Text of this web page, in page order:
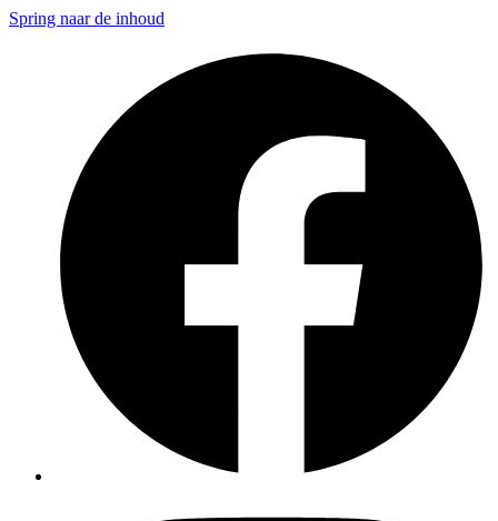
Spring naar de inhoud